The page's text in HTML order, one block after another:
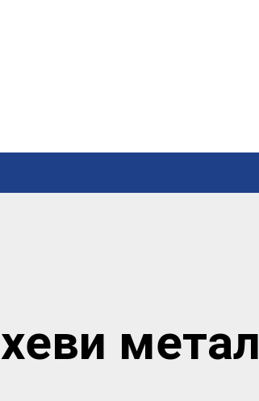
хеви метал